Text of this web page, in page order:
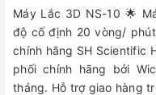
Máy Lắc 3D NS-10 🌟
độ cố định 20 vòng/
chính hãng SH Scientific
phối chính hãng bởi
tháng. Hỗ trợ giao hàng